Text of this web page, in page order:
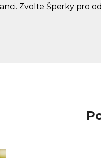
Zvolte Šperky pro